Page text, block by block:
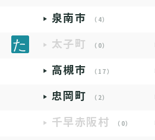
泉南市 （4）
太子町 （0）
高槻市 （17）
忠岡町 （2）
千早赤阪村 （0）